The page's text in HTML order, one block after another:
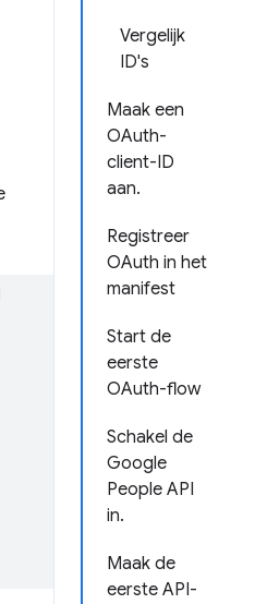
Vergelijk
ID's
Maak een
OAuth-
client-ID
aan.
Registreer
OAuth in het
manifest
Start de
eerste
OAuth-flow
Schakel de
Google
People API
in.
Maak de
eerste API-